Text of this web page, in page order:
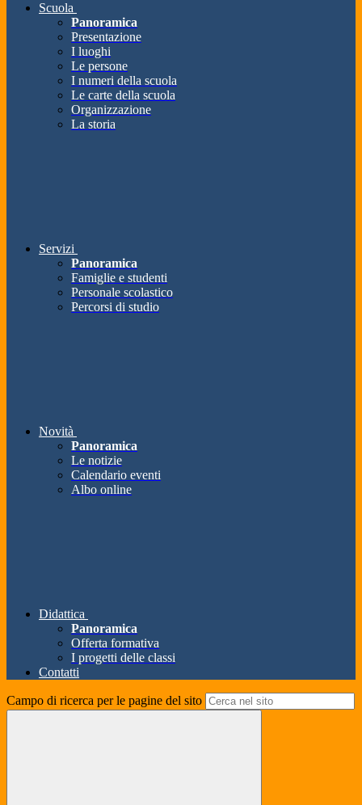
Scuola
Panoramica
Presentazione
I luoghi
Le persone
I numeri della scuola
Le carte della scuola
Organizzazione
La storia
Servizi
Panoramica
Famiglie e studenti
Personale scolastico
Percorsi di studio
Novità
Panoramica
Le notizie
Calendario eventi
Albo online
Didattica
Panoramica
Offerta formativa
I progetti delle classi
Contatti
Campo di ricerca per le pagine del sito